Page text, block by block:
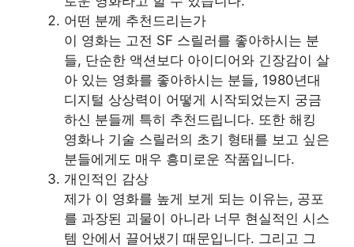
어떤 분께 추천드리는가
이 영화는 고전 SF 스릴러를 좋아하시는 분
들, 단순한 액션보다 아이디어와 긴장감이 살
아 있는 영화를 좋아하시는 분들, 1980년대
디지털 상상력이 어떻게 시작되었는지 궁금
하신 분들께 특히 추천드립니다. 또한 해킹
영화나 기술 스릴러의 초기 형태를 보고 싶은
분들에게도 매우 흥미로운 작품입니다.
개인적인 감상
제가 이 영화를 높게 보게 되는 이유는, 공포
를 과장된 괴물이 아니라 너무 현실적인 시스
템 안에서 끌어냈기 때문입니다. 그리고 그